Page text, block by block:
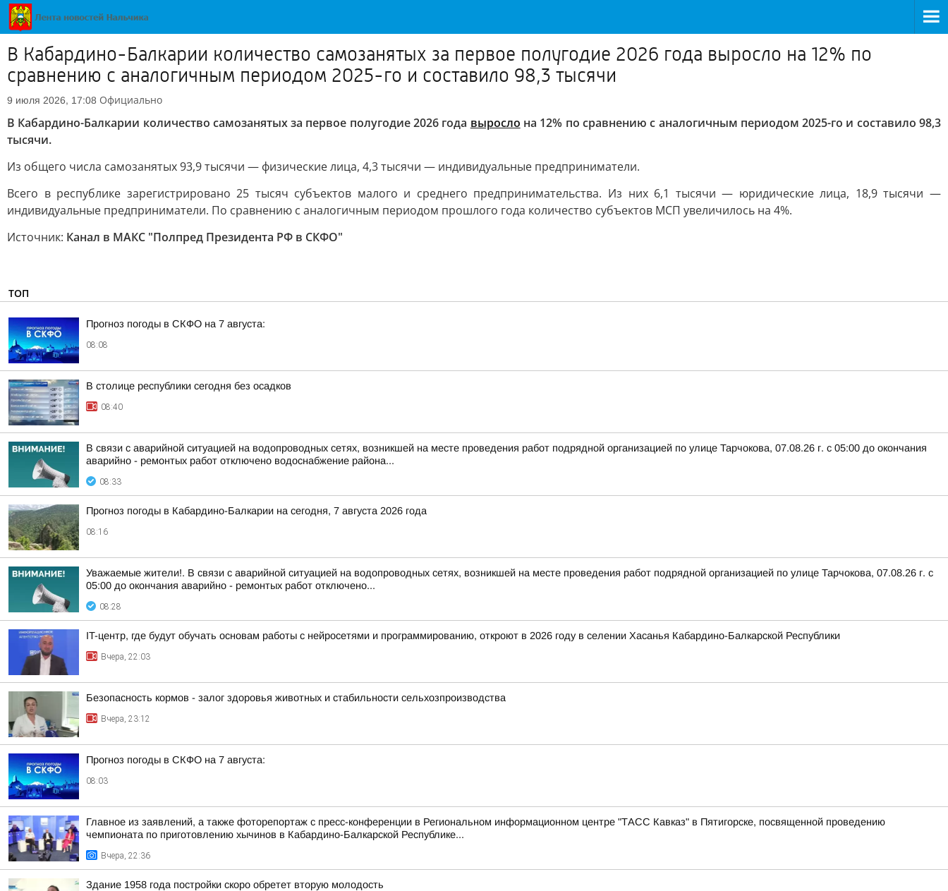
В Кабардино-Балкарии количество самозанятых за первое полугодие 2026 года выросло на 12% по
сравнению с аналогичным периодом 2025-го и составило 98,3 тысячи
9 июля 2026, 17:08 Официально
В Кабардино-Балкарии количество самозанятых за первое полугодие 2026 года выросло на 12% по сравнению с аналогичным периодом 2025-го и составило 98,3
тысячи.
Из общего числа самозанятых 93,9 тысячи — физические лица, 4,3 тысячи — индивидуальные предприниматели.
Всего в республике зарегистрировано 25 тысяч субъектов малого и среднего предпринимательства. Из них 6,1 тысячи — юридические лица, 18,9 тысячи —
индивидуальные предприниматели. По сравнению с аналогичным периодом прошлого года количество субъектов МСП увеличилось на 4%.
Источник: Канал в МАКС "Полпред Президента РФ в СКФО"
ТОП
Прогноз погоды в СКФО на 7 августа:
08:08
В столице республики сегодня без осадков
08:40
В связи с аварийной ситуацией на водопроводных сетях, возникшей на месте проведения работ подрядной организацией по улице Тарчокова, 07.08.26 г. с 05:00 до окончания
аварийно - ремонтых работ отключено водоснабжение района...
08:33
Прогноз погоды в Кабардино-Балкарии на сегодня, 7 августа 2026 года
08:16
Уважаемые жители!. В связи с аварийной ситуацией на водопроводных сетях, возникшей на месте проведения работ подрядной организацией по улице Тарчокова, 07.08.26 г. с
05:00 до окончания аварийно - ремонтых работ отключено...
08:28
IT-центр, где будут обучать основам работы с нейросетями и программированию, откроют в 2026 году в селении Хасанья Кабардино-Балкарской Республики
Вчера, 22:03
Безопасность кормов - залог здоровья животных и стабильности сельхозпроизводства
Вчера, 23:12
Прогноз погоды в СКФО на 7 августа:
08:03
Главное из заявлений, а также фоторепортаж с пресс-конференции в Региональном информационном центре "ТАСС Кавказ" в Пятигорске, посвященной проведению
чемпионата по приготовлению хычинов в Кабардино-Балкарской Республике...
Вчера, 22:36
Здание 1958 года постройки скоро обретет вторую молодость